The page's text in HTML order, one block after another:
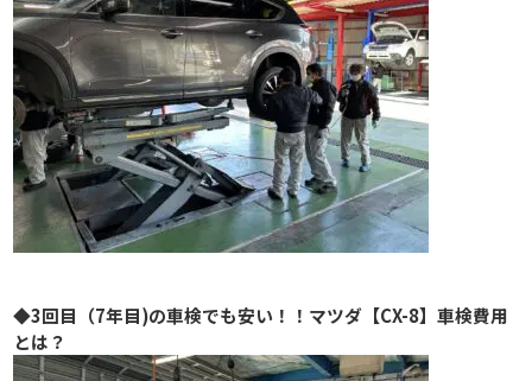
◆3回目（7年目)の車検でも安い！！マツダ【CX-8】車検費用
とは？